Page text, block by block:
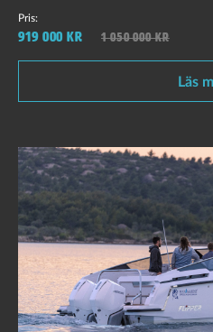
Pris:
919 000 kr 1 050 000 kr
Läs